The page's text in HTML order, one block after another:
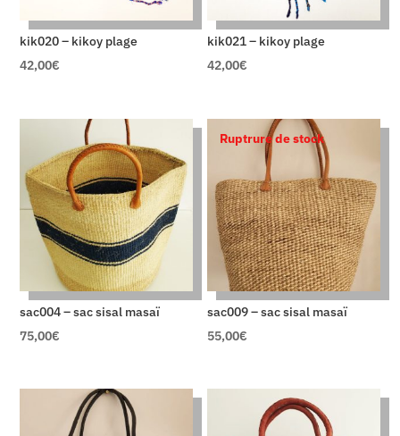
kik020 – kikoy plage
42,00€
kik021 – kikoy plage
42,00€
sac004 – sac sisal masaï
75,00€
Ruptrure de stock
sac009 – sac sisal masaï
55,00€